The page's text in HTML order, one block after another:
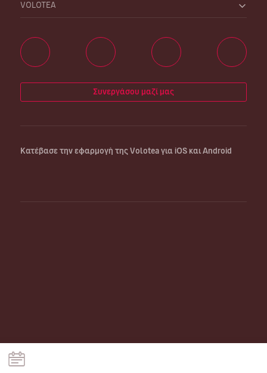
VOLOTEA
Συνεργάσου μαζί μας
Κατέβασε την εφαρμογή της Volotea για iOS και Android